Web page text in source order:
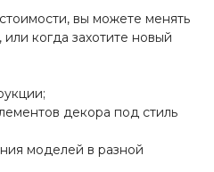
вы можете менять
когда захотите новый
декора под стиль
моделей в разной